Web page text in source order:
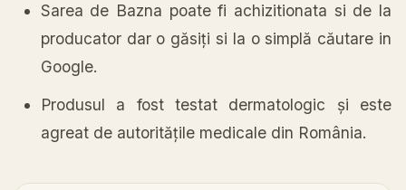
Sarea de Bazna poate fi achizitionata si de la
producator dar o găsiți si la o simplă căutare in
Google.
Produsul a fost testat dermatologic și este
agreat de autoritățile medicale din România.